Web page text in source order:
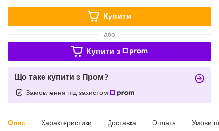
Купити
або
Купити з
Що таке купити з Пром?
Замовлення під захистом
Опис Характеристики Доставка Оплата Умови